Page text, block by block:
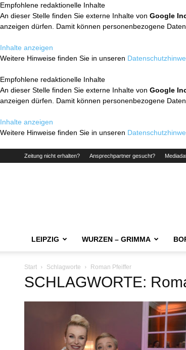
Empfohlene redaktionelle Inhalte
An dieser Stelle finden Sie externe Inhalte von Google
anzeigen dürfen. Damit können personenbezogene
Inhalte anzeigen
Weitere Hinweise finden Sie in unseren
Empfohlene redaktionelle Inhalte
An dieser Stelle finden Sie externe Inhalte von Google
anzeigen dürfen. Damit können personenbezogene
Inhalte anzeigen
Weitere Hinweise finden Sie in unseren
Zeitung nicht erhalten? Ansprechpartner gesucht?
LEIPZIG WURZEN – GRIMMA
Start Schlagworte Roman Pfeiffer
SCHLAGWORTE: